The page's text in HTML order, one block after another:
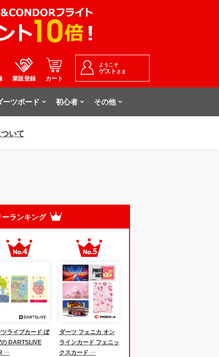
業販登録 カート
ようこそ
ゲスト さま
ーツボード 初心者 その他
いて
ランキング
ライブカード ぼ
DARTSLIVE
…
ダーツ フェニカ オン
ラインカード フェニッ
クスカード …